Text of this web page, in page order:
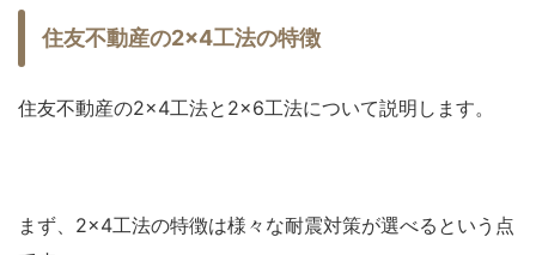
住友不動産の2×4工法の特徴
住友不動産の2×4工法と2×6工法について説明します。
まず、2×4工法の特徴は様々な耐震対策が選べるという点